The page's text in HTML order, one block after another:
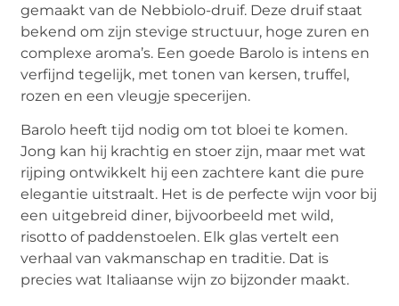
gemaakt van de Nebbiolo-druif. Deze druif staat
bekend om zijn stevige structuur, hoge zuren en
complexe aroma’s. Een goede Barolo is intens en
verfijnd tegelijk, met tonen van kersen, truffel,
rozen en een vleugje specerijen.
Barolo heeft tijd nodig om tot bloei te komen.
Jong kan hij krachtig en stoer zijn, maar met wat
rijping ontwikkelt hij een zachtere kant die pure
elegantie uitstraalt. Het is de perfecte wijn voor bij
een uitgebreid diner, bijvoorbeeld met wild,
risotto of paddenstoelen. Elk glas vertelt een
verhaal van vakmanschap en traditie. Dat is
precies wat Italiaanse wijn zo bijzonder maakt.